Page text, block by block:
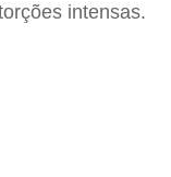
intensas.